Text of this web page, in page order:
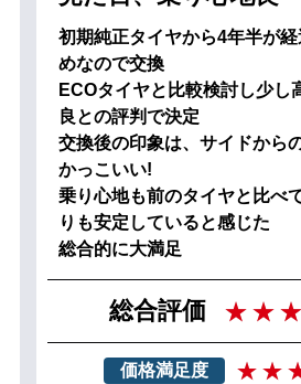
初期純正タイヤから4年半が
めなので交換
ECOタイヤと比較検討し少し
良との評判で決定
交換後の印象は、サイドから
かっこいい!
乗り心地も前のタイヤと比べ
りも安定していると感じた
総合的に大満足
総合評価
価格満足度